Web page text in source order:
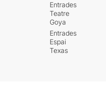
Entrades
Teatre
Goya
Entrades
Espai
Texas